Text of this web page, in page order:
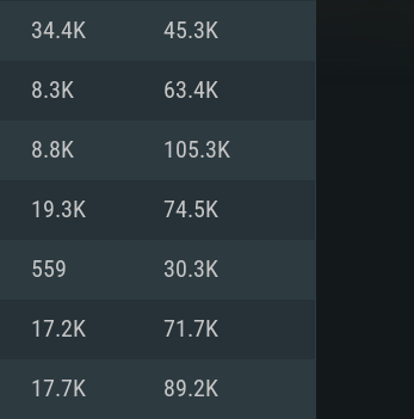
bit)
5 3600 이상
은 지원하지 않습니
34.4K 45.3K
8.3K 63.4K
8.8K 105.3K
19.3K 74.5K
559 30.3K
17.2K 71.7K
17.7K 89.2K